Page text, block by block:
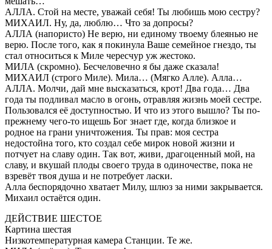
АЛЛА. Стой на месте, уважай себя! Ты любишь мою сестру?
МИХАИЛ. Ну, да, люблю… Что за допросы?
АЛЛА (напористо) Не верю, ни единому твоему блеянью не
верю. После того, как я покинула Ваше семейное гнездо, ты
стал относиться к Миле чересчур уж жестоко.
МИЛА (скромно). Бесчеловечно я бы даже сказала!
МИХАИЛ (строго Миле). Мила… (Мягко Алле). Алла…
АЛЛА. Молчи, дай мне высказаться, крот! Два года… Два
года ты подливал масло в огонь, отравляя жизнь моей сестре.
Пользовался её доступностью. И что из этого вышло? Ты по-
прежнему чего-то ищешь Бог знает где, когда близкое и
родное на грани уничтожения. Ты прав: моя сестра
недостойна того, кто создал себе мирок новой жизни и
потчует на славу один. Так вот, живи, драгоценный мой, на
славу, и вкушай плоды своего труда в одиночестве, пока не
взревёт твоя душа и не потребует ласки.
Алла беспорядочно хватает Милу, шлюз за ними закрывается.
Михаил остаётся один.
ДЕЙСТВИЕ ШЕСТОЕ
Картина шестая
Низкотемпературная камера Станции. Те же.